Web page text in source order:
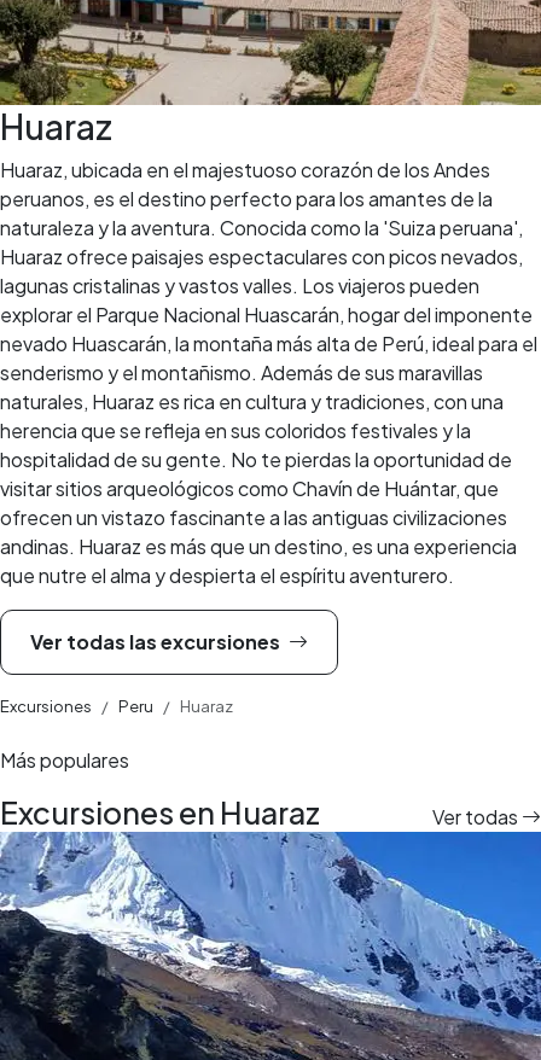
Huaraz
Huaraz, ubicada en el majestuoso corazón de los Andes
peruanos, es el destino perfecto para los amantes de la
naturaleza y la aventura. Conocida como la 'Suiza peruana',
Huaraz ofrece paisajes espectaculares con picos nevados,
lagunas cristalinas y vastos valles. Los viajeros pueden
explorar el Parque Nacional Huascarán, hogar del imponente
nevado Huascarán, la montaña más alta de Perú, ideal para el
senderismo y el montañismo. Además de sus maravillas
naturales, Huaraz es rica en cultura y tradiciones, con una
herencia que se refleja en sus coloridos festivales y la
hospitalidad de su gente. No te pierdas la oportunidad de
visitar sitios arqueológicos como Chavín de Huántar, que
ofrecen un vistazo fascinante a las antiguas civilizaciones
andinas. Huaraz es más que un destino, es una experiencia
que nutre el alma y despierta el espíritu aventurero.
Ver todas las excursiones
Excursiones Peru Huaraz
Más populares
Excursiones en Huaraz Ver todas